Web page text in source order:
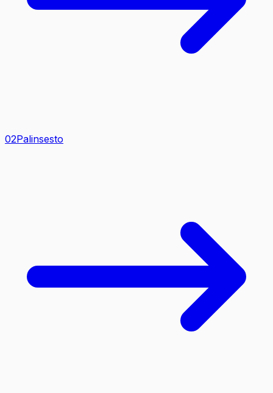
02Palinsesto